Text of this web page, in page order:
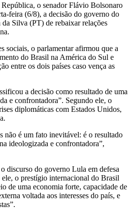
o senador Flávio Bolsonaro
feira (6/8), a decisão do governo do
Silva (PT) de rebaixar relações
sociais, o parlamentar afirmou que a
do Brasil na América do Sul e
entre os dois países caso vença as
a decisão como resultado de uma
e confrontadora”. Segundo ele, o
diplomáticas com Estados Unidos,
não é um fato inevitável: é o resultado
ideologizada e confrontadora”,
discurso do governo Lula em defesa
ele, o prestígio internacional do Brasil
de uma economia forte, capacidade de
voltada aos interesses do país, e